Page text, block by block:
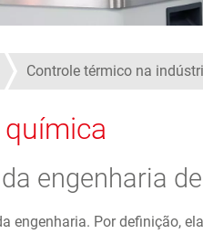
Controle térmico na
engenharia
engenharia. Por definição,